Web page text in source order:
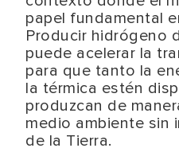
papel fundamental
Producir hidrógeno
puede acelerar la
para que tanto la
la térmica estén
produzcan de
medio ambiente sin
de la Tierra.